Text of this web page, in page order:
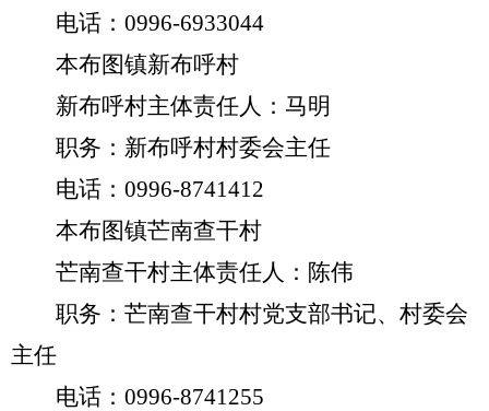
电话： 0996-6933044
本布图镇新布呼村
新布呼村主体责任人：马明
职务：新布呼村村委会主任
电话： 0996-8741412
本布图镇芒南查干村
芒南查干村主体责任人：陈伟
职务：芒南查干村村党支部书记、村委会
主任
电话： 0996-8741255